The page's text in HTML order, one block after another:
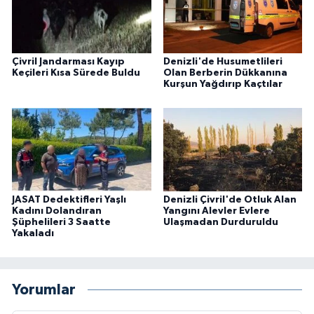
Çivril Jandarması Kayıp
Keçileri Kısa Sürede Buldu
Denizli'de Husumetlileri
Olan Berberin Dükkanına
Kurşun Yağdırıp Kaçtılar
JASAT Dedektifleri Yaşlı
Kadını Dolandıran
Şüphelileri 3 Saatte
Yakaladı
Denizli Çivril'de Otluk Alan
Yangını Alevler Evlere
Ulaşmadan Durduruldu
Yorumlar